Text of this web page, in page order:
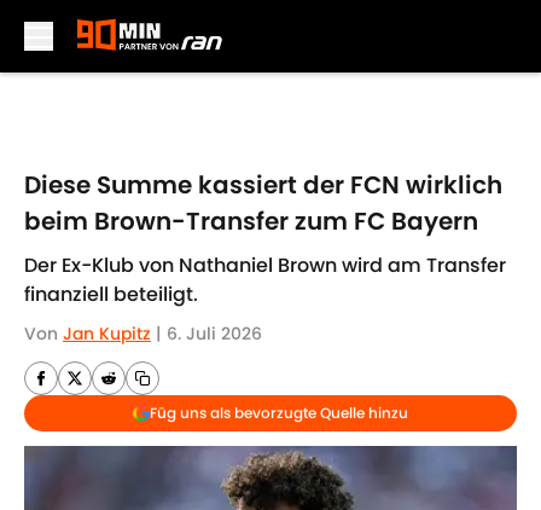
Diese Summe kassiert der FCN wirklich
beim Brown-Transfer zum FC Bayern
Der Ex-Klub von Nathaniel Brown wird am Transfer
finanziell beteiligt.
Von Jan Kupitz | 6. Juli 2026
Füg uns als bevorzugte Quelle hinzu